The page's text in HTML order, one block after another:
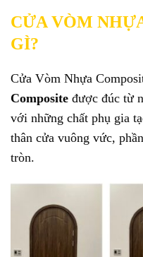
CỬA VÒM
GÌ?
Cửa Vòm Nhựa
Composite được đúc từ
với những chất phụ gia
thân cửa vuông vức,
tròn.